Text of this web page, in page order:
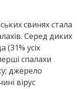
свинях стала
Серед диких
усіх
спалахи
джерело
вірус